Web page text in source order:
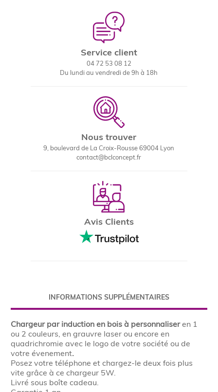
Service client
04 72 53 08 12
Du lundi au vendredi de 9h à 18h
Nous trouver
9, boulevard de La Croix-Rousse 69004 Lyon
contact@bclconcept.fr
Avis Clients
INFORMATIONS SUPPLÉMENTAIRES
Chargeur par induction en bois à personnaliseren 1
ou 2 couleurs, en grauvre laser ou encore en
quadrichromie avec le logo de votre société ou de
votre évenement.
Posez votre téléphone et chargez-le deux fois plus
vite grâce à ce chargeur 5W.
Livré sous boîte cadeau.